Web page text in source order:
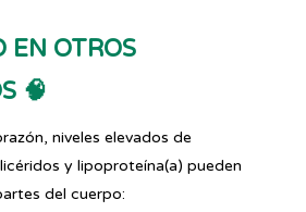
EN OTROS
🧠
niveles elevados de
y lipoproteína(a) pueden
del cuerpo: